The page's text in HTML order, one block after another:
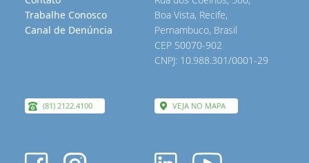
Trabalhe Conosco
Canal de Denúncia
(81) 2122.4100
Boa Vista, Recife,
Pernambuco, Brasil
CEP 50070-902
CNPJ: 10.988.301/0001-29
VEJA NO MAPA